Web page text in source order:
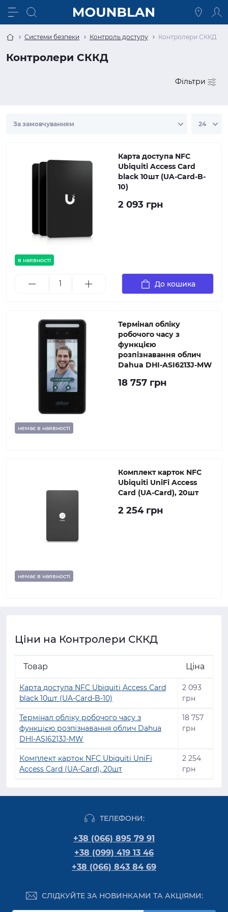
Системи безпеки Контроль доступу Контролери СККД
Контролери СККД
Фільтри
в наявності
Карта доступа NFC
Ubiquiti Access Card
black 10шт (UA-Card-B-
10)
2 093 грн
До кошика
немає в наявності
Термінал обліку
робочого часу з
функцією
розпізнавання облич
Dahua DHI-ASI6213J-MW
18 757 грн
немає в наявності
Комплект карток NFC
Ubiquiti UniFi Access
Card (UA-Card), 20шт
2 254 грн
Ціни на Контролери СККД
Товар Ціна
Карта доступа NFC Ubiquiti Access Card
black 10шт (UA-Card-B-10)
2 093
грн
Термінал обліку робочого часу з
функцією розпізнавання облич Dahua
DHI-ASI6213J-MW
18 757
грн
Комплект карток NFC Ubiquiti UniFi
Access Card (UA-Card), 20шт
2 254
грн
ТЕЛЕФОНИ:
+38 (066) 895 79 91
+38 (099) 419 13 46
+38 (066) 843 84 69
СЛІДКУЙТЕ ЗА НОВИНКАМИ ТА АКЦІЯМИ: